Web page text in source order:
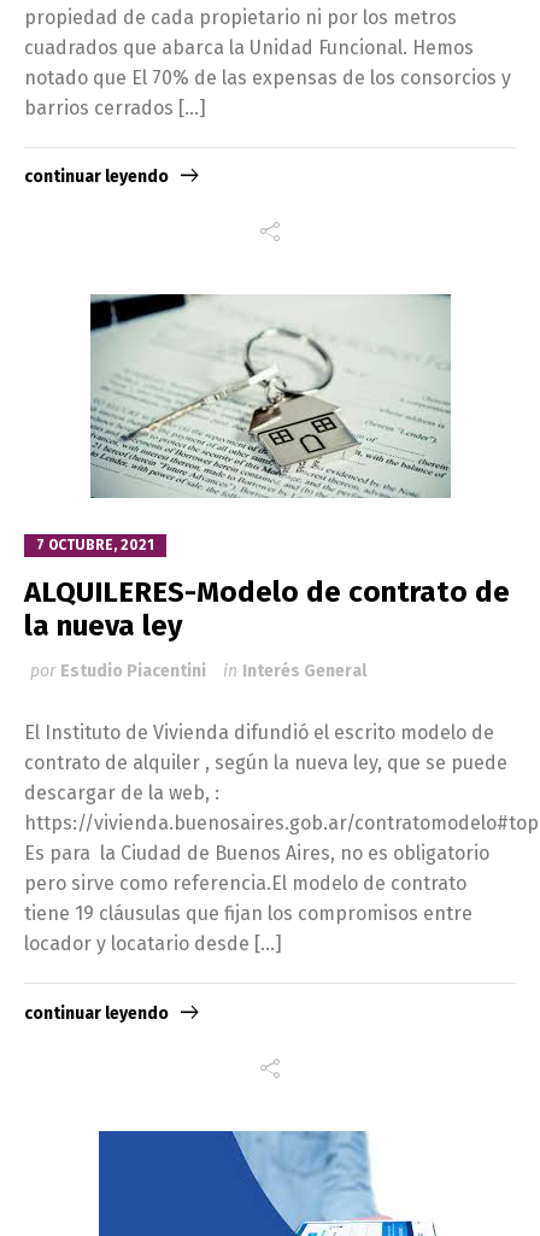
propiedad de cada propietario ni por los metros
cuadrados que abarca la Unidad Funcional. Hemos
notado que El 70% de las expensas de los consorcios y
barrios cerrados […]
continuar leyendo
7 OCTUBRE, 2021
ALQUILERES-Modelo de contrato de
la nueva ley
por Estudio Piacentini in Interés General
El Instituto de Vivienda difundió el escrito modelo de
contrato de alquiler , según la nueva ley, que se puede
descargar de la web, :
https://vivienda.buenosaires.gob.ar/contratomodelo#top
Es para la Ciudad de Buenos Aires, no es obligatorio
pero sirve como referencia.El modelo de contrato
tiene 19 cláusulas que fijan los compromisos entre
locador y locatario desde […]
continuar leyendo